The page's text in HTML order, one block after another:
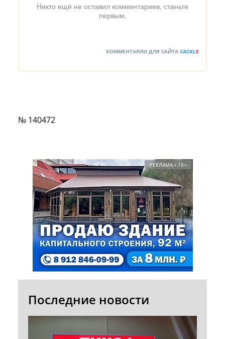
Никто ещё не оставил комментариев, станьте
первым.
КОММЕНТАРИИ ДЛЯ САЙТА CACKLE
№ 140472
РЕКЛАМА • 18+
Последние новости